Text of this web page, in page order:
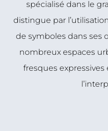
spécialisé dans le
distingue par
de symboles dans ses
nombreux espaces
fresques